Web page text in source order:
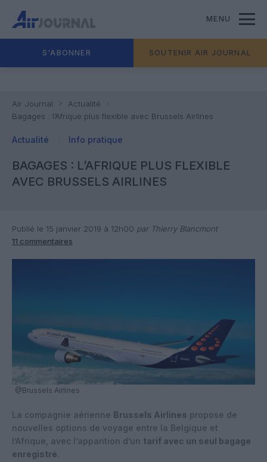
MENU
S'ABONNER SOUTENIR AIR JOURNAL
Air Journal
Actualité
Bagages : l’Afrique plus flexible avec Brussels Airlines
Actualité Info pratique
BAGAGES : L’AFRIQUE PLUS FLEXIBLE
AVEC BRUSSELS AIRLINES
Publié le 15 janvier 2019 à 12h00 par Thierry Blancmont
11 commentaires
@Brussels Airlines
La compagnie aérienne Brussels Airlines propose de
nouvelles options de voyage entre la Belgique et
l’Afrique, avec l’apparition d’un tarif avec un seul bagage
enregistré.